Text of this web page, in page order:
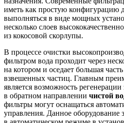
иметь как простую конфигурацию
выполняться в виде мощных
несколько слоев
из кокосовой скорлупы.
В процессе очистки
фильтром вода проходит через
на котором и оседает большая
взвешенных частиц. Главным
является возможность
в обратном направлении чистой
фильтры могут оснащаться
управления. Данное оборудование